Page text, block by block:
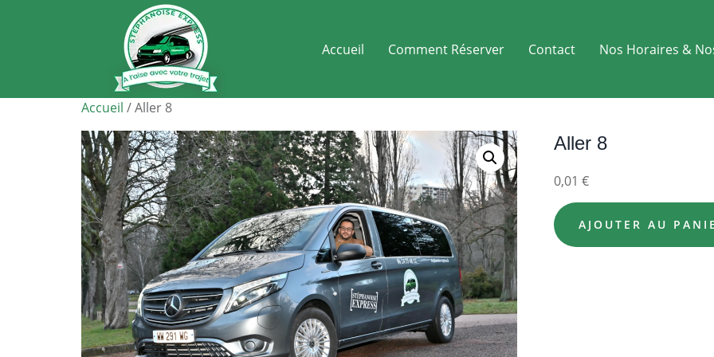
Accueil Comment Réserver Contact Nos Horaires &
Accueil / Aller 8
Aller 8
0,01 €
AJOUTER AU